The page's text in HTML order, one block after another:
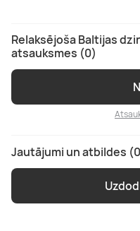
Relaksējoša Baltijas
atsauksmes (0)
Jautājumi un atbildes